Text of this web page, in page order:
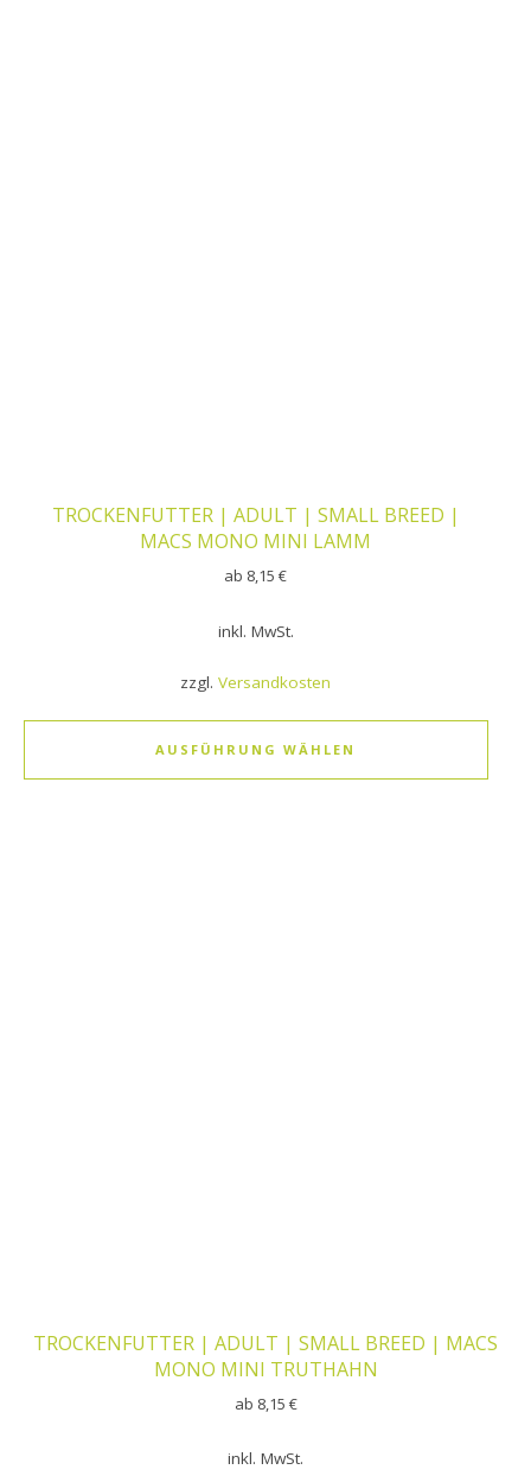
TROCKENFUTTER | ADULT | SMALL BREED |
MACS MONO MINI LAMM
ab 8,15€
inkl. MwSt.
zzgl.Versandkosten
AUSFÜHRUNG WÄHLEN
TROCKENFUTTER | ADULT | SMALL BREED | MACS
MONO MINI TRUTHAHN
ab 8,15 €
inkl. MwSt.